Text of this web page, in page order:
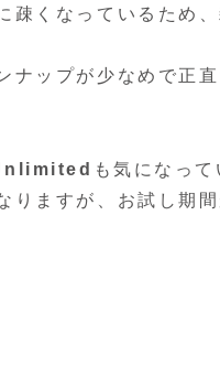
疎くなっているため
ナップが少なめで正
も気になって
ますが、お試し期